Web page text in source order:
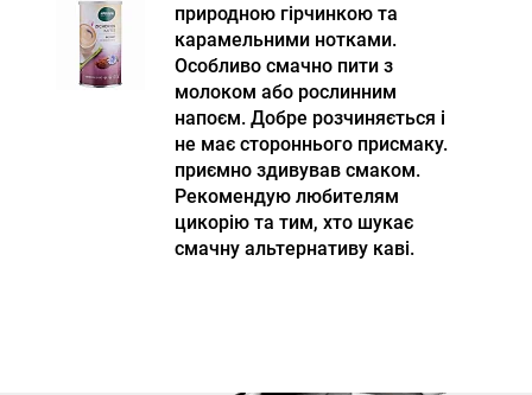
природною гірчинкою та
карамельними нотками.
Особливо смачно пити з
молоком або рослинним
напоєм. Добре розчиняється і
не має стороннього присмаку.
приємно здивував смаком.
Рекомендую любителям
цикорію та тим, хто шукає
смачну альтернативу каві.